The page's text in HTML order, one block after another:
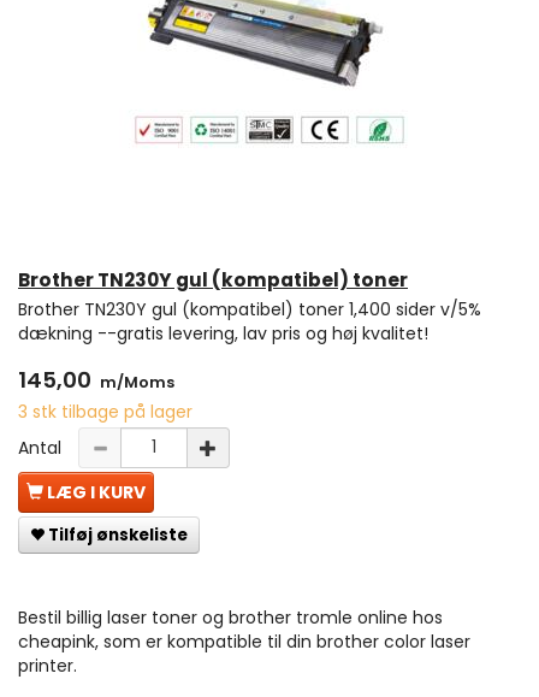
Brother TN230Y gul (kompatibel) toner
Brother TN230Y gul (kompatibel) toner 1,400 sider v/5%
dækning --gratis levering, lav pris og høj kvalitet!
145,00 m/Moms
3 stk tilbage på lager
Antal
LÆG I KURV
Tilføj ønskeliste
Bestil billig laser toner og brother tromle online hos
cheapink, som er kompatible til din brother color laser
printer.